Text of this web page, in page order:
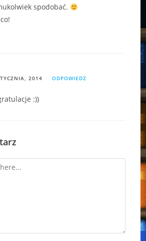
spodobać.
2014 ODPOWIEDZ
:))